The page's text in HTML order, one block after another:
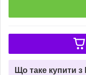
Що таке купити